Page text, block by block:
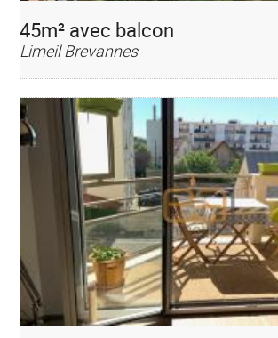
45m² avec balcon
Limeil Brevannes